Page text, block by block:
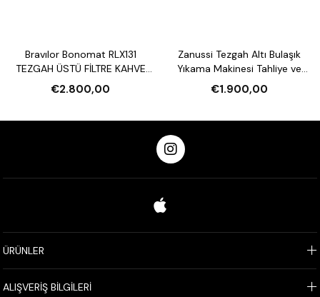
Bravılor Bonomat RLX131
TEZGAH ÜSTÜ FİLTRE KAHVE
MAKİNESİ VE SU ISITICI
€2.800,00
Zanussi Tezgah Altı Bulaşık
Yıkama Makinesi Tahliye ve
Parlatıcı Pompalı
€1.900,00
ÜRÜNLER
ALIŞVERİŞ BİLGİLERİ